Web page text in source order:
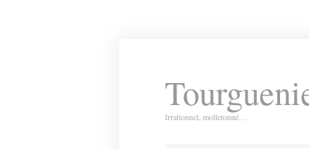
Irrationnel, molletonné…